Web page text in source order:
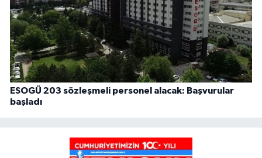
ESOGÜ 203 sözleşmeli personel alacak: Başvurular
başladı